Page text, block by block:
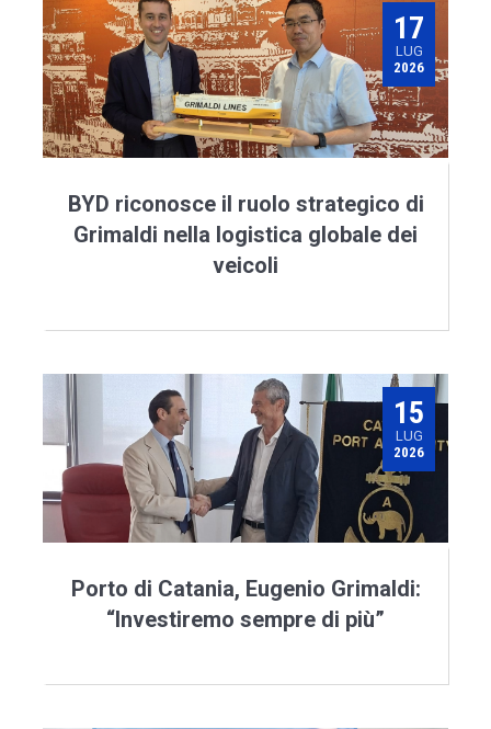
17
LUG
2026
BYD riconosce il ruolo strategico di
Grimaldi nella logistica globale dei
veicoli
15
LUG
2026
Porto di Catania, Eugenio Grimaldi:
“Investiremo sempre di più”